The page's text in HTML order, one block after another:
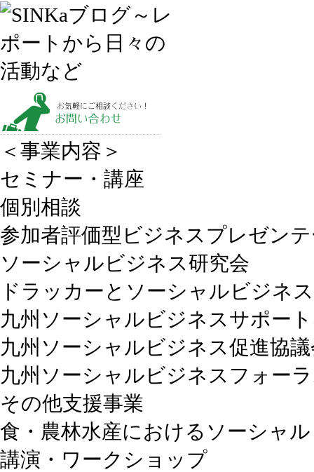
＜事業内容＞
セミナー・講座
個別相談
参加者評価型ビジネスプレゼン
ソーシャルビジネス研究会
ドラッカーとソーシャルビジネ
九州ソーシャルビジネスサポー
九州ソーシャルビジネス促進協
九州ソーシャルビジネスフォー
その他支援事業
食・農林水産におけるソーシャ
講演・ワークショップ